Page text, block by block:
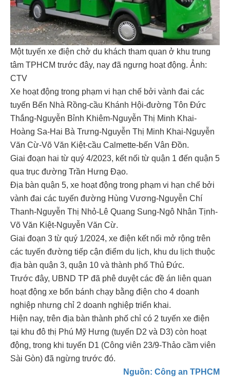
Một tuyến xe điện chở du khách tham quan ở khu trung
tâm TPHCM trước đây, nay đã ngưng hoạt động. Ảnh:
CTV
Xe hoạt động trong phạm vi hạn chế bởi vành đai các
tuyến Bến Nhà Rồng-cầu Khánh Hội-đường Tôn Đức
Thắng-Nguyễn Bỉnh Khiêm-Nguyễn Thị Minh Khai-
Hoàng Sa-Hai Bà Trưng-Nguyễn Thị Minh Khai-Nguyễn
Văn Cừ-Võ Văn Kiệt-cầu Calmette-bến Vân Đồn.
Giai đoạn hai từ quý 4/2023, kết nối từ quận 1 đến quận 5
qua trục đường Trần Hưng Đạo.
Địa bàn quận 5, xe hoạt động trong phạm vi hạn chế bởi
vành đai các tuyến đường Hùng Vương-Nguyễn Chí
Thanh-Nguyễn Thị Nhỏ-Lê Quang Sung-Ngô Nhân Tịnh-
Võ Văn Kiệt-Nguyễn Văn Cừ.
Giai đoạn 3 từ quý 1/2024, xe điện kết nối mở rộng trên
các tuyến đường tiếp cận điểm du lịch, khu du lịch thuộc
địa bàn quận 3, quận 10 và thành phố Thủ Đức.
Trước đây, UBND TP đã phê duyệt các đề án liên quan
hoạt động xe bốn bánh chạy bằng điện cho 4 doanh
nghiệp nhưng chỉ 2 doanh nghiệp triển khai.
Hiện nay, trên địa bàn thành phố chỉ có 2 tuyến xe điện
tại khu đô thị Phú Mỹ Hưng (tuyến D2 và D3) còn hoạt
động, trong khi tuyến D1 (Công viên 23/9-Thảo cầm viên
Sài Gòn) đã ngừng trước đó.
Nguồn: Công an TPHCM